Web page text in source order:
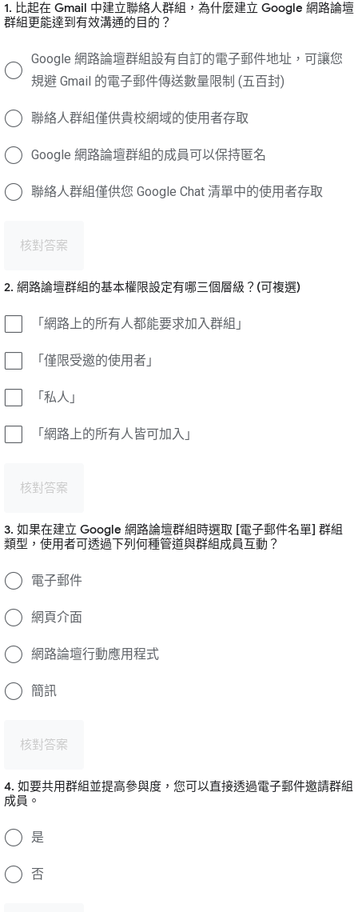
1. 比起在 Gmail 中建立聯絡人群組，為什麼建立 Google 網路論壇
群組更能達到有效溝通的目的？
Google 網路論壇群組設有自訂的電子郵件地址，可讓您
規避 Gmail 的電子郵件傳送數量限制 (五百封)
聯絡人群組僅供貴校網域的使用者存取
Google 網路論壇群組的成員可以保持匿名
聯絡人群組僅供您 Google Chat 清單中的使用者存取
核對答案
2. 網路論壇群組的基本權限設定有哪三個層級？(可複選)
「網路上的所有人都能要求加入群組」
「僅限受邀的使用者」
「私人」
「網路上的所有人皆可加入」
核對答案
3. 如果在建立 Google 網路論壇群組時選取 [電子郵件名單] 群組
類型，使用者可透過下列何種管道與群組成員互動？
電子郵件
網頁介面
網路論壇行動應用程式
簡訊
核對答案
4. 如要共用群組並提高參與度，您可以直接透過電子郵件邀請群組
成員。
是
否